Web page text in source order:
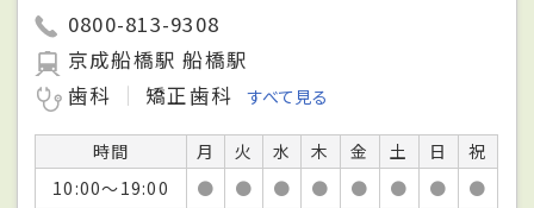
0800-813-9308
京成船橋駅 船橋駅
歯科
矯正歯科 すべて見る
時間 月 火 水 木 金 土 日
祝
10:00～19:00
● ● ● ● ● ● ●
●